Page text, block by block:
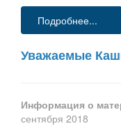
Подробнее...
Уважаемые
Информация о
сентября 2018